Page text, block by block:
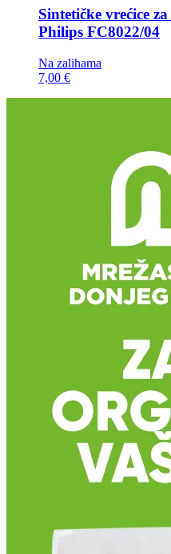
Sintetičke vrećice za
Philips FC8022/04
Na zalihama
7,00 €